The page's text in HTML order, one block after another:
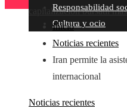
capitalización bursátil
Responsabilidad
Cultura y ocio
Inicio
Noticias recientes
Iran permite la
internacional
Noticias recientes